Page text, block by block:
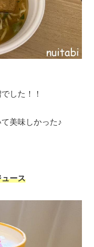
した！！
美味しかった♪
ース